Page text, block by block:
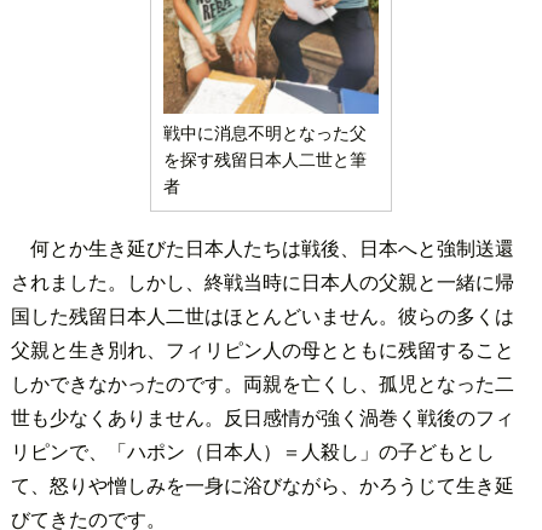
戦中に消息不明となった父
を探す残留日本人二世と筆
者
何とか生き延びた日本人たちは戦後、日本へと強制送還
されました。しかし、終戦当時に日本人の父親と一緒に帰
国した残留日本人二世はほとんどいません。彼らの多くは
父親と生き別れ、フィリピン人の母とともに残留すること
しかできなかったのです。両親を亡くし、孤児となった二
世も少なくありません。反日感情が強く渦巻く戦後のフィ
リピンで、「ハポン（日本人）＝人殺し」の子どもとし
て、怒りや憎しみを一身に浴びながら、かろうじて生き延
びてきたのです。